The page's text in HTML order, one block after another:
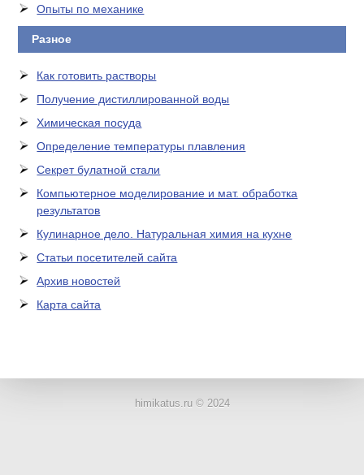
Опыты по механике
Разное
Как готовить растворы
Получение дистиллированной воды
Химическая посуда
Определение температуры плавления
Секрет булатной стали
Компьютерное моделирование и мат. обработка
результатов
Кулинарное дело. Натуральная химия на кухне
Статьи посетителей сайта
Архив новостей
Карта сайта
himikatus.ru © 2024